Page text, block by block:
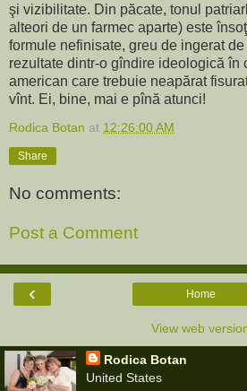
şi vizibilitate. Din păcate, tonul
alteori de un farmec aparte) este
formule nefinisate, greu de ingerat
rezultate dintr-o gîndire ideologică în
american care trebuie neapărat
vînt. Ei, bine, mai e pînă atunci!
Rodica Botan at 12:26:00 AM
Share
No comments:
Post a Comment
‹ Home
View web
Rodica Botan
United States